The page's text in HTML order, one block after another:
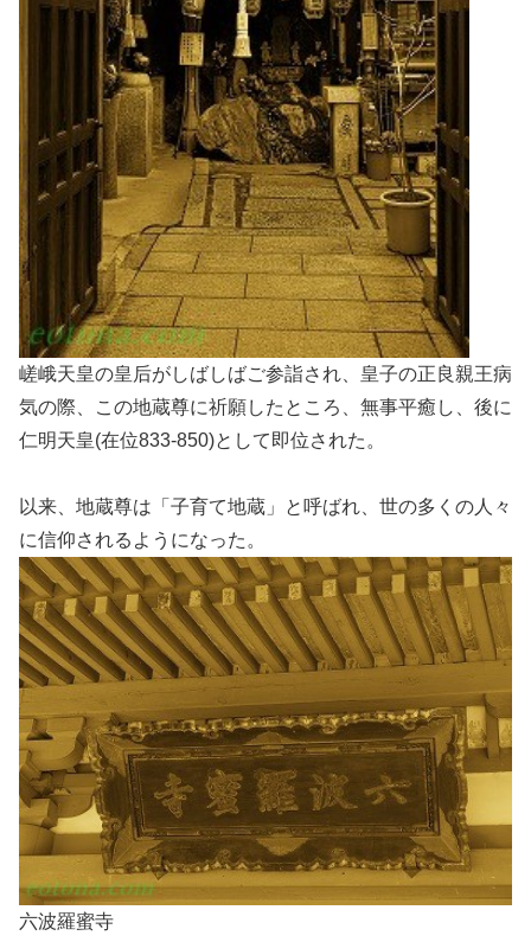
嵯峨天皇の皇后がしばしばご参詣され、皇子の正良親王病
気の際、この地蔵尊に祈願したところ、無事平癒し、後に
仁明天皇(在位833-850)として即位された。
以来、地蔵尊は「子育て地蔵」と呼ばれ、世の多くの人々
に信仰されるようになった。
六波羅蜜寺